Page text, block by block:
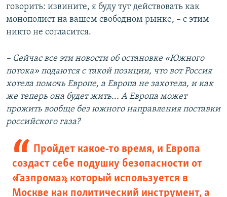
говорить: извините, я буду тут действовать как
монополист на вашем свободном рынке, – с этим
никто не согласится.
– Сейчас все эти новости об остановке «Южного
потока» подаются с такой позиции, что вот Россия
хотела помочь Европе, а Европа не захотела, и как
же теперь она будет жить... А Европа может
прожить вообще без южного направления поставки
российского газа?
Пройдет какое-то время, и Европа
создаст себе подушку безопасности от
«Газпрома», который используется в
Москве как политический инструмент, а